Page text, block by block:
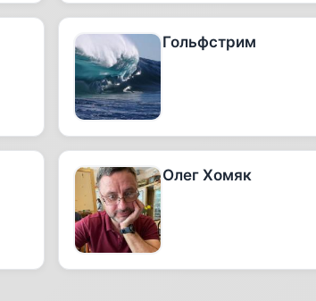
Гольфстрим
Олег Хомяк